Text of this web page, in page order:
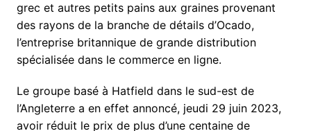
grec et autres petits pains aux graines provenant
des rayons de la branche de détails d’Ocado,
l’entreprise britannique de grande distribution
spécialisée dans le commerce en ligne.
Le groupe basé à Hatfield dans le sud-est de
l’Angleterre a en effet annoncé, jeudi 29 juin 2023,
avoir réduit le prix de plus d’une centaine de